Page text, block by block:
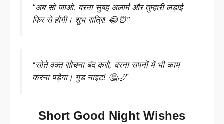
“अब सो जाओ, वरना सुबह अलार्म और तुम्हारी लड़ाई
फिर से होगी। शुभ रात्रि! 😂⏰”
“सोते वक्त सोचना बंद करो, वरना सपनों में भी काम
करना पड़ेगा। गुड नाइट! 🤔🌙”
Short Good Night Wishes